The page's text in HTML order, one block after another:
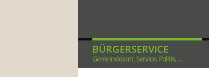
BÜRGERSERVICE
Gemeindeamt, Service, Politik, ...